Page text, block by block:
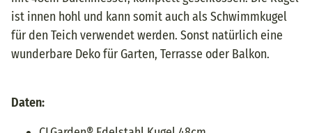
ist innen hohl und kann somit auch als Schwimmkugel
für den Teich verwendet werden. Sonst natürlich eine
wunderbare Deko für Garten, Terrasse oder Balkon.
Daten: